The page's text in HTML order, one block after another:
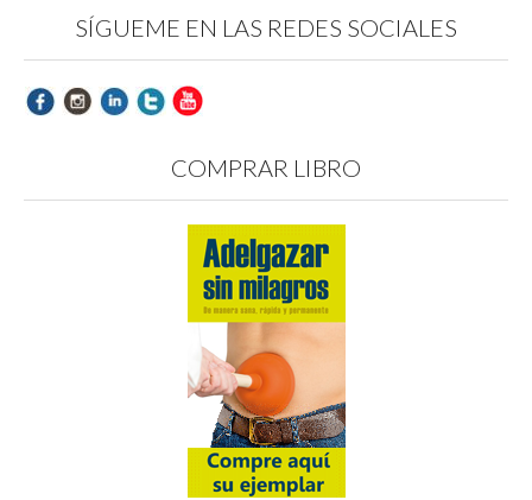
SÍGUEME EN LAS REDES SOCIALES
COMPRAR LIBRO